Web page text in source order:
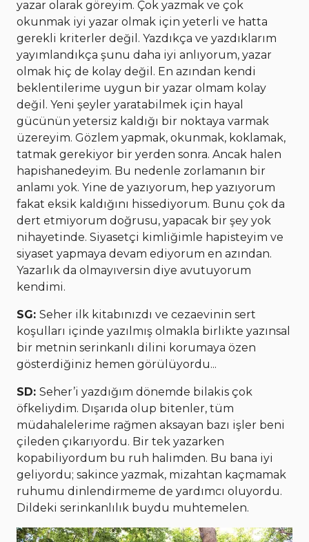
yazar olarak göreyim. Çok yazmak ve çok
okunmak iyi yazar olmak için yeterli ve hatta
gerekli kriterler değil. Yazdıkça ve yazdıklarım
yayımlandıkça şunu daha iyi anlıyorum, yazar
olmak hiç de kolay değil. En azından kendi
beklentilerime uygun bir yazar olmam kolay
değil. Yeni şeyler yaratabilmek için hayal
gücünün yetersiz kaldığı bir noktaya varmak
üzereyim. Gözlem yapmak, okunmak, koklamak,
tatmak gerekiyor bir yerden sonra. Ancak halen
hapishanedeyim. Bu nedenle zorlamanın bir
anlamı yok. Yine de yazıyorum, hep yazıyorum
fakat eksik kaldığını hissediyorum. Bunu çok da
dert etmiyorum doğrusu, yapacak bir şey yok
nihayetinde. Siyasetçi kimliğimle hapisteyim ve
siyaset yapmaya devam ediyorum en azından.
Yazarlık da olmayıversin diye avutuyorum
kendimi.
SG: Seher ilk kitabınızdı ve cezaevinin sert
koşulları içinde yazılmış olmakla birlikte yazınsal
bir metnin serinkanlı dilini korumaya özen
gösterdiğiniz hemen görülüyordu...
SD: Seher’i yazdığım dönemde bilakis çok
öfkeliydim. Dışarıda olup bitenler, tüm
müdahalelerime rağmen aksayan bazı işler beni
çileden çıkarıyordu. Bir tek yazarken
kopabiliyordum bu ruh halimden. Bu bana iyi
geliyordu; sakince yazmak, mizahtan kaçmamak
ruhumu dinlendirmeme de yardımcı oluyordu.
Dildeki serinkanlılık buydu muhtemelen.